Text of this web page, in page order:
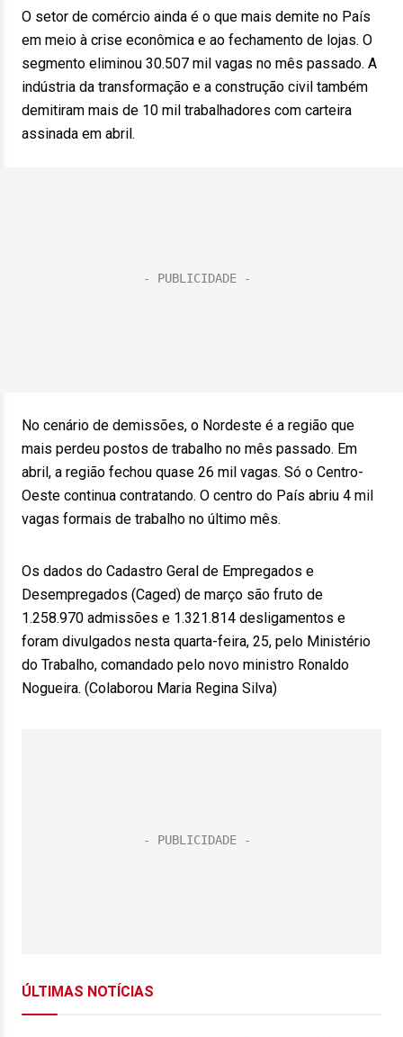
O setor de comércio ainda é o que mais demite no País
em meio à crise econômica e ao fechamento de lojas. O
segmento eliminou 30.507 mil vagas no mês passado. A
indústria da transformação e a construção civil também
demitiram mais de 10 mil trabalhadores com carteira
assinada em abril.
No cenário de demissões, o Nordeste é a região que
mais perdeu postos de trabalho no mês passado. Em
abril, a região fechou quase 26 mil vagas. Só o Centro-
Oeste continua contratando. O centro do País abriu 4 mil
vagas formais de trabalho no último mês.
Os dados do Cadastro Geral de Empregados e
Desempregados (Caged) de março são fruto de
1.258.970 admissões e 1.321.814 desligamentos e
foram divulgados nesta quarta-feira, 25, pelo Ministério
do Trabalho, comandado pelo novo ministro Ronaldo
Nogueira. (Colaborou Maria Regina Silva)